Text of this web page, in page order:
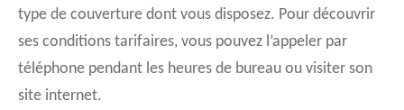
type de couverture dont vous disposez. Pour découvrir
ses conditions tarifaires, vous pouvez l’appeler par
téléphone pendant les heures de bureau ou visiter son
site internet.